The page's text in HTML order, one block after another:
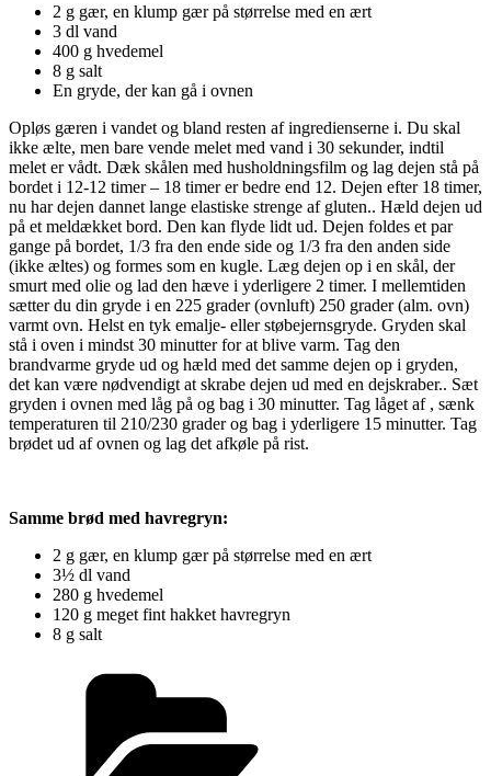
2 g gær, en klump gær på størrelse med en ært
3 dl vand
400 g hvedemel
8 g salt
En gryde, der kan gå i ovnen
Opløs gæren i vandet og bland resten af ingredienserne i. Du skal
ikke ælte, men bare vende melet med vand i 30 sekunder, indtil
melet er vådt. Dæk skålen med husholdningsfilm og lag dejen stå på
bordet i 12-12 timer – 18 timer er bedre end 12. Dejen efter 18 timer,
nu har dejen dannet lange elastiske strenge af gluten.. Hæld dejen ud
på et meldækket bord. Den kan flyde lidt ud. Dejen foldes et par
gange på bordet, 1/3 fra den ende side og 1/3 fra den anden side
(ikke æltes) og formes som en kugle. Læg dejen op i en skål, der
smurt med olie og lad den hæve i yderligere 2 timer. I mellemtiden
sætter du din gryde i en 225 grader (ovnluft) 250 grader (alm. ovn)
varmt ovn. Helst en tyk emalje- eller støbejernsgryde. Gryden skal
stå i oven i mindst 30 minutter for at blive varm. Tag den
brandvarme gryde ud og hæld med det samme dejen op i gryden,
det kan være nødvendigt at skrabe dejen ud med en dejskraber.. Sæt
gryden i ovnen med låg på og bag i 30 minutter. Tag låget af , sænk
temperaturen til 210/230 grader og bag i yderligere 15 minutter. Tag
brødet ud af ovnen og lag det afkøle på rist.
Samme brød med havregryn:
2 g gær, en klump gær på størrelse med en ært
3½ dl vand
280 g hvedemel
120 g meget fint hakket havregryn
8 g salt